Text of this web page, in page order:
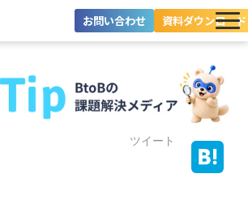
お問い合わせ 資料ダウンロード
ツール・機能一覧
ツイート